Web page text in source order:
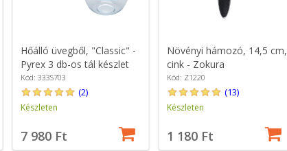
Hőálló üvegből, "Classic" -
Pyrex 3 db-os tál készlet
Kód: 333S703
(2)
Készleten
7 980 Ft
Növényi hámozó, 14,5 cm,
cink - Zokura
Kód: Z1220
(13)
Készleten
1 180 Ft